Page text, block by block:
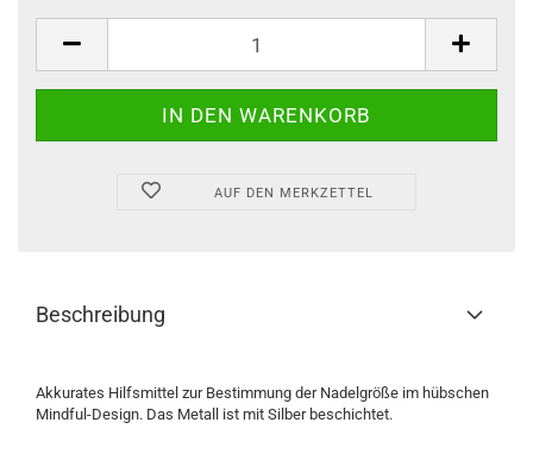
AUF DEN MERKZETTEL
Beschreibung
Akkurates Hilfsmittel zur Bestimmung der Nadelgröße im hübschen
Mindful-Design. Das Metall ist mit Silber beschichtet.